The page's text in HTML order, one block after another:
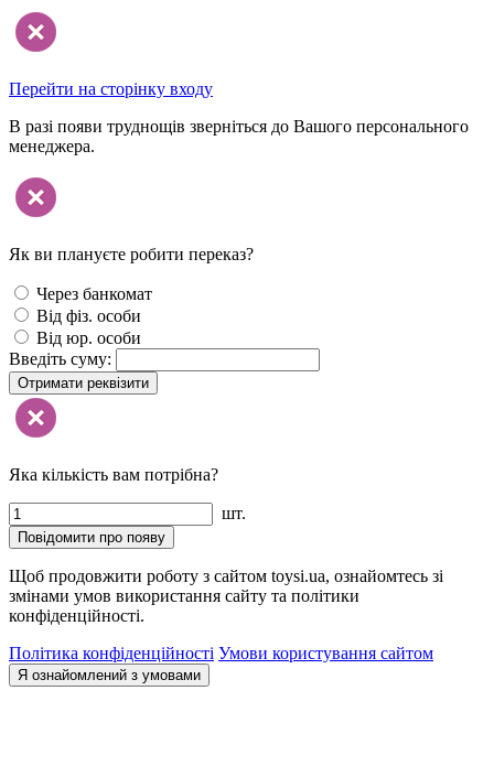
Перейти на сторінку входу
В разі появи труднощів зверніться до Вашого персонального
менеджера.
Як ви плануєте робити переказ?
Через банкомат
Від фіз. особи
Від юр. особи
Введіть суму:
Отримати реквізити
Яка кількість вам потрібна?
шт.
Повідомити про появу
Щоб продовжити роботу з сайтом toysi.ua, ознайомтесь зі
змінами умов використання сайту та політики
конфіденційності.
Політика конфіденційності Умови користування сайтом
Я ознайомлений з умовами